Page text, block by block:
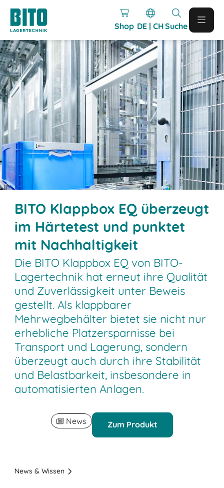
Shop DE | CHSuche
BITO Klappbox EQ überzeugt
im Härtetest und punktet
mit Nachhaltigkeit
Die BITO Klappbox EQ von BITO-
Lagertechnik hat erneut ihre Qualität
und Zuverlässigkeit unter Beweis
gestellt. Als klappbarer
Mehrwegbehälter bietet sie nicht nur
erhebliche Platzersparnisse bei
Transport und Lagerung, sondern
überzeugt auch durch ihre Stabilität
und Belastbarkeit, insbesondere in
automatisierten Anlagen.
News Zum Produkt
News & Wissen